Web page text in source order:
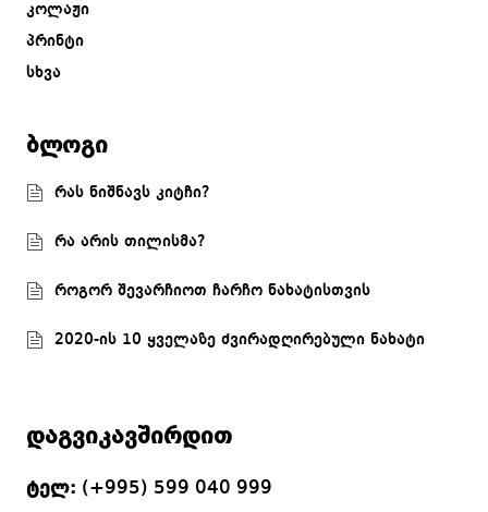
კოლაჟი
პრინტი
სხვა
ბლოგი
რას ნიშნავს კიტჩი?
რა არის თილისმა?
როგორ შევარჩიოთ ჩარჩო ნახატისთვის
2020-ის 10 ყველაზე ძვირადღირებული ნახატი
დაგვიკავშირდით
ტელ: (+995) 599 040 999